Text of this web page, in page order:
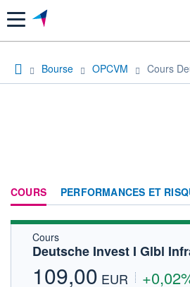
Menu
Bourse OPCVM Cours
COURS PERFORMANCES ET
Cours
Deutsche Invest I Glbl
109,00 EUR